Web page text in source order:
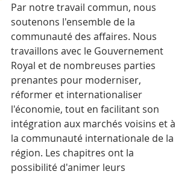
Par notre travail commun, nous
soutenons l'ensemble de la
communauté des affaires. Nous
travaillons avec le Gouvernement
Royal et de nombreuses parties
prenantes pour moderniser,
réformer et internationaliser
l'économie, tout en facilitant son
intégration aux marchés voisins et à
la communauté internationale de la
région. Les chapitres ont la
possibilité d'animer leurs